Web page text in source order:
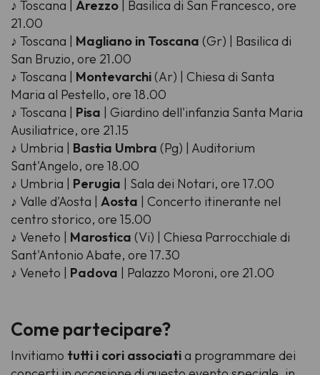
♪ Toscana | Arezzo | Basilica di San Francesco, ore
21.00
♪ Toscana | Magliano in Toscana (Gr) | Basilica di
San Bruzio, ore 21.00
♪ Toscana | Montevarchi(Ar) | Chiesa di Santa
Maria al Pestello, ore 18.00
♪ Toscana | Pisa | Giardino dell'infanzia Santa Maria
Ausiliatrice, ore 21.15
♪ Umbria | Bastia Umbra (Pg) | Auditorium
Sant'Angelo, ore 18.00
♪ Umbria | Perugia | Sala dei Notari, ore 17.00
♪ Valle d'Aosta | Aosta | Concerto itinerante nel
centro storico, ore 15.00
♪ Veneto | Marostica (Vi) | Chiesa Parrocchiale di
Sant'Antonio Abate, ore 17.30
♪ Veneto | Padova | Palazzo Moroni, ore 21.00
Come partecipare?
Invitiamo tutti i cori associatia programmare dei